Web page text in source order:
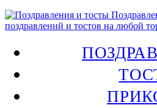
поздравлений и тостов на любой